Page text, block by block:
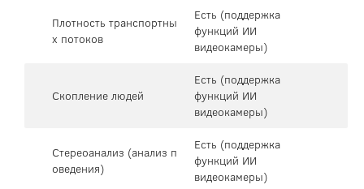
Плотность транспортны
х потоков
Есть (поддержка
функций ИИ
видеокамеры)
Скопление людей
Есть (поддержка
функций ИИ
видеокамеры)
Стереоанализ (анализ п
оведения)
Есть (поддержка
функций ИИ
видеокамеры)